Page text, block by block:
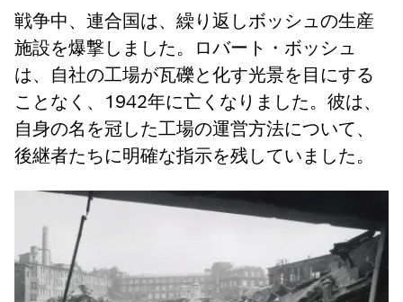
戦争中、連合国は、繰り返しボッシュの生産
施設を爆撃しました。ロバート・ボッシュ
は、自社の工場が瓦礫と化す光景を目にする
ことなく、1942年に亡くなりました。彼は、
自身の名を冠した工場の運営方法について、
後継者たちに明確な指示を残していました。